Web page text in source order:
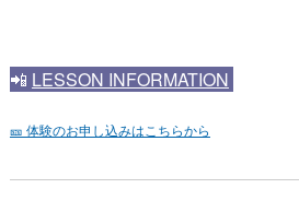
📲 LESSON INFORMATION
🎫 体験のお申し込みはこちらから